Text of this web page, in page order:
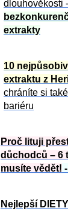
dlouhověkosti -
extrakty
10
extraktu z
chráníte si
bariéru
Proč lituji
důchodců – 6
musíte vědět! -
Nejlepší